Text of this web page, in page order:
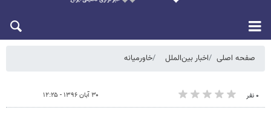
صفحه اصلی اخبار بین‌الملل خاورمیانه
۰ نفر ۳۰ آبان ۱۳۹۶ - ۱۲:۲۵